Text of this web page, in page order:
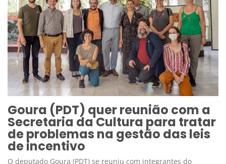
Goura (PDT) quer reunião com a
Secretaria da Cultura para tratar
de problemas na gestão das leis
de incentivo
O deputado Goura (PDT) se reuniu com integrantes do